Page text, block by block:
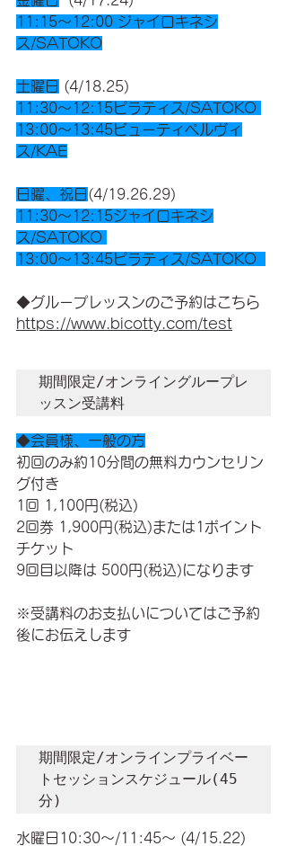
11:15〜12:00 ジャイロキネシ
ス/SATOKO
土曜日 (4/18.25)
11:30〜12:15ピラティス/SATOKO
13:00〜13:45ビューティペルヴィ
ス/KAE
日曜、祝日 (4/19.26.29)
11:30〜12:15ジャイロキネシ
ス/SATOKO
13:00〜13:45ピラティス/SATOKO
◆グループレッスンのご予約はこちら
https://www.bicotty.com/test
期間限定/オンライングループレ
ッスン受講料
◆会員様、一般の方
初回のみ約10分間の無料カウンセリン
グ付き
1回 1,100円(税込)
2回券 1,900円(税込)または1ポイント
チケット
9回目以降は 500円(税込)になります
※受講料のお支払いについてはご予約
後にお伝えします
期間限定/オンラインプライベー
トセッションスケジュール(45
分)
水曜日10:30〜/11:45〜 (4/15.22)